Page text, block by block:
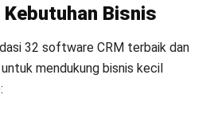
Bisnis
32 software CRM terbaik dan
mendukung bisnis kecil
: